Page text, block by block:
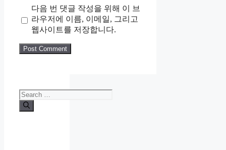
다음 번 댓글 작성을 위해 이 브
라우저에 이름, 이메일, 그리고
웹사이트를 저장합니다.
Search
for: